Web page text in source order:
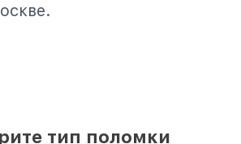
тип поломки